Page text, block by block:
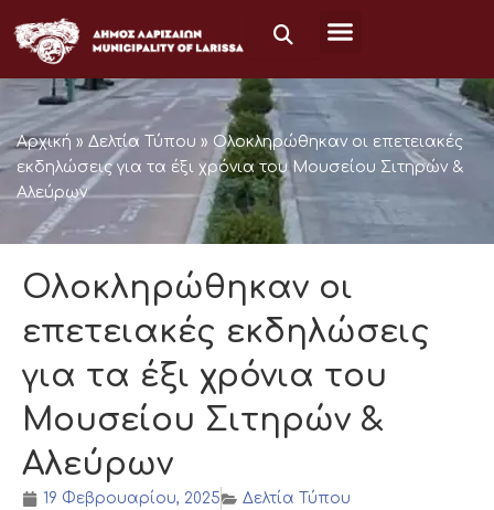
στο
περιεχόμενο
Αρχική » Δελτία Τύπου » Ολοκληρώθηκαν οι επετειακές
εκδηλώσεις για τα έξι χρόνια του Μουσείου Σιτηρών &
Αλεύρων
Ολοκληρώθηκαν οι
επετειακές εκδηλώσεις
για τα έξι χρόνια του
Μουσείου Σιτηρών &
Αλεύρων
19 Φεβρουαρίου, 2025
Δελτία Τύπου